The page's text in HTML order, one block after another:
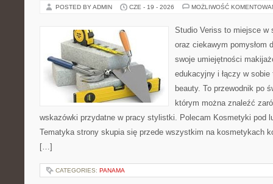
POSTED BY ADMIN CZE - 19 - 2026 MOŻLIWOŚĆ
Studio Veriss to miejsce w
oraz ciekawym pomysłom
swoje umiejętności
edukacyjny i łączy w
beauty. To przewodnik po
którym można znaleźć
wskazówki przydatne w pracy stylistki. Polecam Kosmetyki pod
Tematyka strony skupia się przede wszystkim na kosmetykach
[…]
CATEGORIES: PANAMA